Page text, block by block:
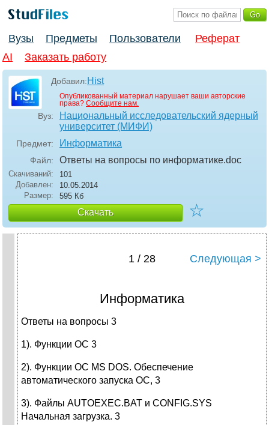
Вузы Предметы Пользователи
Реферат
AI
Заказать работу
Добавил:Hist
Опубликованный материал нарушает ваши авторские
права? Сообщите нам.
Вуз:
Национальный исследовательский ядерный
университет (МИФИ)
Предмет: Информатика
Файл: Ответы на вопросы по информатике.doc
Скачиваний:
101
Добавлен:
10.05.2014
Размер:
595 Кб
Скачать ☆
1 / 28 Следующая >
Информатика
Ответы на вопросы 3
1). Функции ОС 3
2). Функции ОС MS DOS. Обеспечение
автоматического запуска ОС, 3
3). Файлы AUTOEXEC.BAT и CONFIG.SYS
Начальная загрузка. 3